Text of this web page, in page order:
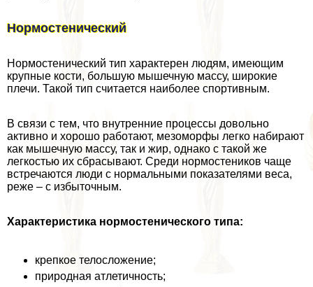
Нормостенический
Нормостенический тип хаpaктерен людям, имеющим
крупные кости, большую мышечную массу, широкие
плечи. Такой тип считается наиболее спортивным.
В связи с тем, что внутренние процессы довольно
активно и хорошо работают, мезоморфы легко набирают
как мышечную массу, так и жир, однако с такой же
легкостью их сбрасывают. Среди нормостеников чаще
встречаются люди с нормальными показателями веса,
реже – с избыточным.
Хаpaктеристика нормостенического типа:
крепкое телосложение;
природная атлетичность;